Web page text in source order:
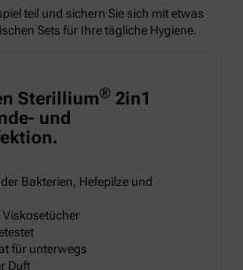
teil und sichern Sie sich mit etwas
Sets für Ihre tägliche Hygiene.
Sterillium® 2in1
und
Bakterien, Hefepilze und
für unterwegs
Duft